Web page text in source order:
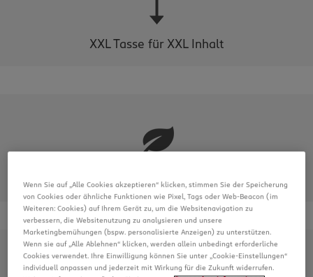
XXL Tasse für XXL Inhalt
vegan
Wenn Sie auf „Alle Cookies akzeptieren“ klicken, stimmen Sie der Speicherung
von Cookies oder ähnliche Funktionen wie Pixel, Tags oder Web-Beacon (im
Weiteren: Cookies) auf Ihrem Gerät zu, um die Websitenavigation zu
verbessern, die Websitenutzung zu analysieren und unsere
Marketingbemühungen (bspw. personalisierte Anzeigen) zu unterstützen.
Wenn sie auf „Alle Ablehnen“ klicken, werden allein unbedingt erforderliche
Cookies verwendet. Ihre Einwilligung können Sie unter „Cookie-Einstellungen“
individuell anpassen und jederzeit mit Wirkung für die Zukunft widerrufen.